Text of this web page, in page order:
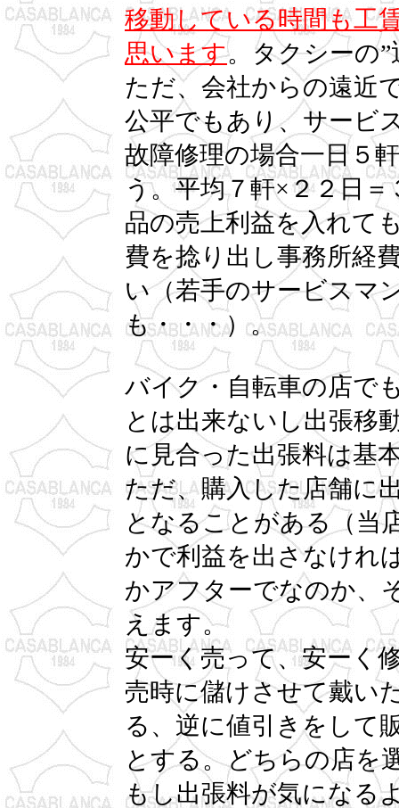
移動している時間も工
思います。タクシーの
ただ、会社からの遠近
公平でもあり、サービ
故障修理の場合一日５
う。平均７軒×２２日
品の売上利益を入れて
費を捻り出し事務所経
い（若手のサービスマ
も・・・）。
バイク・自転車の店で
とは出来ないし出張移
に見合った出張料は基
ただ、購入した店舗に
となることがある（当
かで利益を出さなけれ
かアフターでなのか、
えます。
安ーく売って、安ーく
売時に儲けさせて戴い
る、逆に値引きをして
とする。どちらの店を
もし出張料が気になる